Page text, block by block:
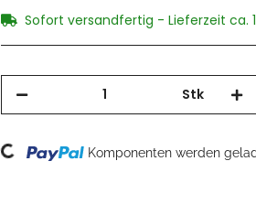
Sofort versandfertig - Lieferzeit ca.
Stk
Loading... Komponenten werden